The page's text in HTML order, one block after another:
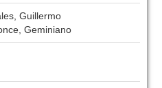
Guillermo
Geminiano